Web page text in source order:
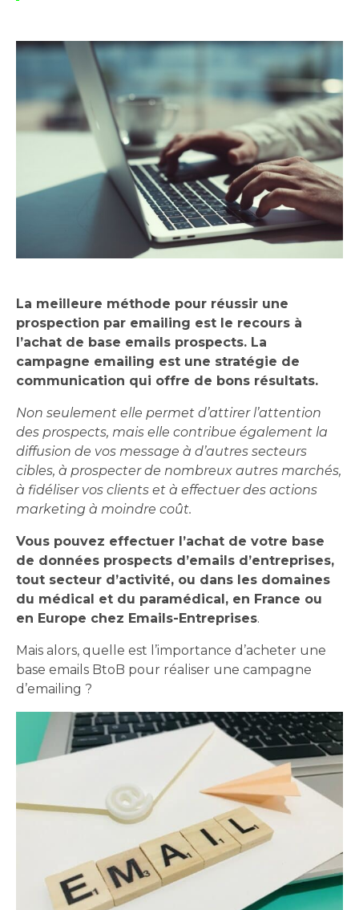
La meilleure méthode pour réussir une
prospection par emailing est le recours à
l’achat de base emails prospects. La
campagne emailing est une stratégie de
communication qui offre de bons résultats.
Non seulement elle permet d’attirer l’attention
des prospects, mais elle contribue également la
diffusion de vos message à d’autres secteurs
cibles, à prospecter de nombreux autres marchés,
à fidéliser vos clients et à effectuer des actions
marketing à moindre coût.
Vous pouvez effectuer l’achat de votre base
de données prospects d’emails d’entreprises,
tout secteur d’activité, ou dans les domaines
du médical et du paramédical, en France ou
en Europe chez Emails-Entreprises.
Mais alors, quelle est l’importance d’acheter une
base emails BtoB pour réaliser une campagne
d’emailing ?